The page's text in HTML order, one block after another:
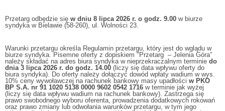
Przetarg odbędzie się w dniu 8 lipca 2026 r. o godz. 9.00 w biurze
syndyka w Bielawie (58-260), ul. Wolności 23.
Warunki przetargu określa Regulamin przetargu, który jest do wglądu w
biurze syndyka. Pisemne oferty z dopiskiem "Przetarg – Jelenia Góra”
należy składać na adres biura syndyka w nieprzekraczalnym terminie do
dnia 3 lipca 2026 r. do godz. 14.00 (liczy się data wpływu oferty do
biura syndyka). Do oferty należy dołączyć dowód wpłaty wadium w wys.
10% ceny wywoławczej na rachunek bankowy masy upadłości w PKO
BP S.A. nr 91 1020 5138 0000 9602 0542 1716 w terminie jak wyżej
(liczy się data wpływu wadium na rachunek bankowy). Zastrzega się
prawo swobodnego wyboru oferenta, prowadzenia dodatkowych rokowań
oraz prawo zmiany lub odwołania warunków przetargu, w tym jego